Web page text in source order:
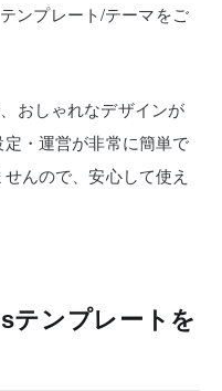
ンプレート/テーマをご
おしゃれなデザインが
・運営が非常に簡単で
んので、安心して使え
テンプレートを